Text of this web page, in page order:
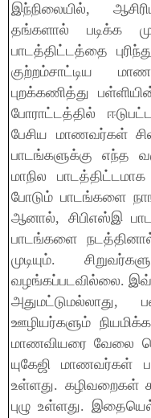
இந்நிலையில்,
தங்களால் படிக்க
பாடத்திட்டத்தை
குற்றம்சாட்டிய
புறக்கணித்து
போராட்டத்தில்
பேசிய மாணவர்கள்
பாடங்களுக்கு எந்த
மாநில
போடும் பாடங்களை
ஆனால், சிபிஎஸ்இ
பாடங்களை
முடியும்.
வழங்கப்படவில்லை.
அதுமட்டுமல்லாது,
ஊழியர்களும்
மாணவியரை வேலை
யுகேஜி மாணவர்கள்
உள்ளது. கழிவறைகள்
புழு உள்ளது.